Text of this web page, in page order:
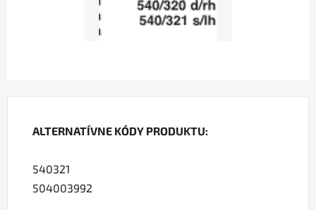
ALTERNATÍVNE KÓDY PRODUKTU:
540321
504003992